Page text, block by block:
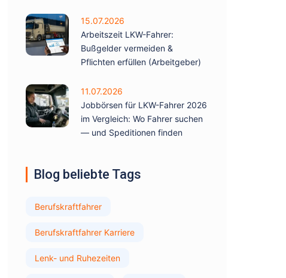
15.07.2026
Arbeitszeit LKW-Fahrer:
Bußgelder vermeiden &
Pflichten erfüllen (Arbeitgeber)
11.07.2026
Jobbörsen für LKW-Fahrer 2026
im Vergleich: Wo Fahrer suchen
— und Speditionen finden
Blog beliebte Tags
Berufskraftfahrer
Berufskraftfahrer Karriere
Lenk- und Ruhezeiten